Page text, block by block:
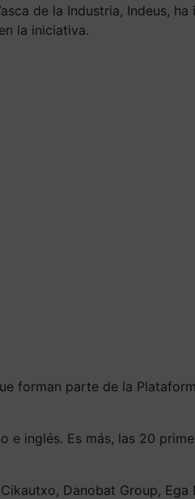
de la Industria, Indeus,
la iniciativa.
forman parte de la
inglés. Es más, las 20
Danobat Group,